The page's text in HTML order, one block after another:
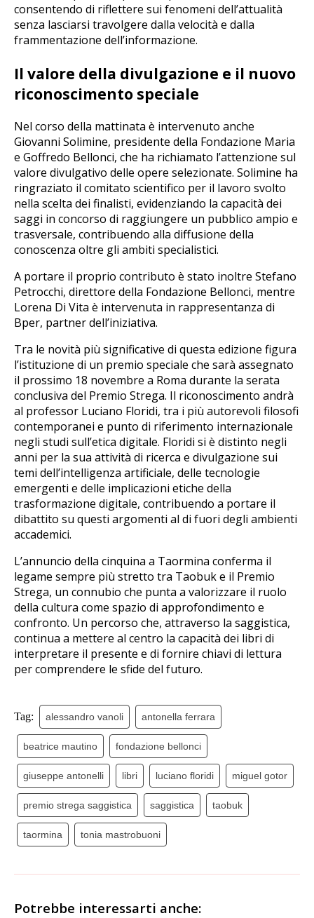
consentendo di riflettere sui fenomeni dell’attualità
senza lasciarsi travolgere dalla velocità e dalla
frammentazione dell’informazione.
Il valore della divulgazione e il nuovo
riconoscimento speciale
Nel corso della mattinata è intervenuto anche
Giovanni Solimine, presidente della Fondazione Maria
e Goffredo Bellonci, che ha richiamato l’attenzione sul
valore divulgativo delle opere selezionate. Solimine ha
ringraziato il comitato scientifico per il lavoro svolto
nella scelta dei finalisti, evidenziando la capacità dei
saggi in concorso di raggiungere un pubblico ampio e
trasversale, contribuendo alla diffusione della
conoscenza oltre gli ambiti specialistici.
A portare il proprio contributo è stato inoltre Stefano
Petrocchi, direttore della Fondazione Bellonci, mentre
Lorena Di Vita è intervenuta in rappresentanza di
Bper, partner dell’iniziativa.
Tra le novità più significative di questa edizione figura
l’istituzione di un premio speciale che sarà assegnato
il prossimo 18 novembre a Roma durante la serata
conclusiva del Premio Strega. Il riconoscimento andrà
al professor Luciano Floridi, tra i più autorevoli filosofi
contemporanei e punto di riferimento internazionale
negli studi sull’etica digitale. Floridi si è distinto negli
anni per la sua attività di ricerca e divulgazione sui
temi dell’intelligenza artificiale, delle tecnologie
emergenti e delle implicazioni etiche della
trasformazione digitale, contribuendo a portare il
dibattito su questi argomenti al di fuori degli ambienti
accademici.
L’annuncio della cinquina a Taormina conferma il
legame sempre più stretto tra Taobuk e il Premio
Strega, un connubio che punta a valorizzare il ruolo
della cultura come spazio di approfondimento e
confronto. Un percorso che, attraverso la saggistica,
continua a mettere al centro la capacità dei libri di
interpretare il presente e di fornire chiavi di lettura
per comprendere le sfide del futuro.
Tag: alessandro vanoli antonella ferrara
beatrice mautino fondazione bellonci
giuseppe antonelli libri luciano floridi miguel gotor
premio strega saggistica saggistica taobuk
taormina tonia mastrobuoni
Potrebbe interessarti anche: